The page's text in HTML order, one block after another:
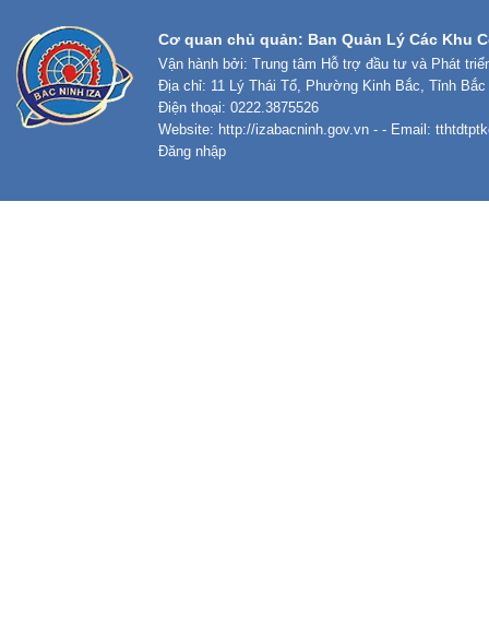
Cơ quan chủ quản: Ban Quản Lý Các Khu
Vận hành bởi: Trung tâm Hỗ trợ đầu tư và Phát
Địa chỉ: 11 Lý Thái Tổ, Phường Kinh Bắc, Tỉnh Bắc
Điện thoại: 0222.3875526
Website: http://izabacninh.gov.vn - - Email:
Đăng nhập